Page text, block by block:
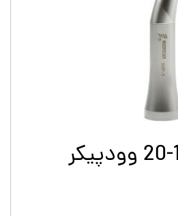
آنگل ایمپلنت 1-20 وودپیکر